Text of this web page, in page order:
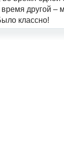
другой –
классно!